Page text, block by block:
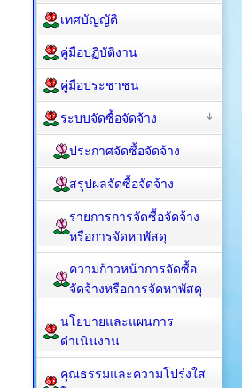
เทศบัญญัติ
คู่มือปฏิบัติงาน
คู่มือประชาชน
ระบบจัดซื้อจัดจ้าง
ประกาศจัดซื้อจัดจ้าง
สรุปผลจัดซื้อจัดจ้าง
รายการการจัดซื้อจัดจ้าง
หรือการจัดหาพัสดุ
ความก้าวหน้าการจัดซื้อ
จัดจ้างหรือการจัดหาพัสดุ
นโยบายและแผนการ
ดำเนินงาน
คุณธรรมและความโปร่งใส